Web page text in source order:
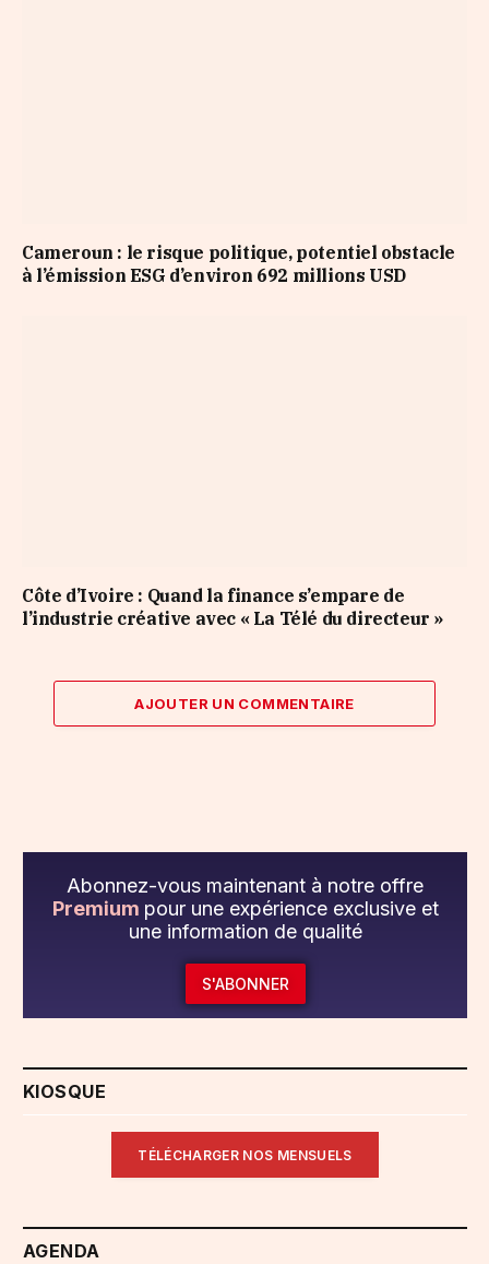
Cameroun : le risque politique, potentiel obstacle
à l’émission ESG d’environ 692 millions USD
Côte d’Ivoire : Quand la finance s’empare de
l’industrie créative avec « La Télé du directeur »
AJOUTER UN COMMENTAIRE
Abonnez-vous maintenant à notre offre
Premium pour une expérience exclusive et
une information de qualité
S'ABONNER
KIOSQUE
TÉLÉCHARGER NOS MENSUELS
AGENDA